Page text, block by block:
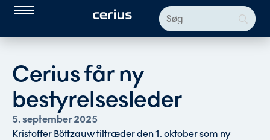
Cerius får ny
bestyrelsesleder
5. september 2025
Kristoffer Böttzauw tiltræder den 1. oktober som ny